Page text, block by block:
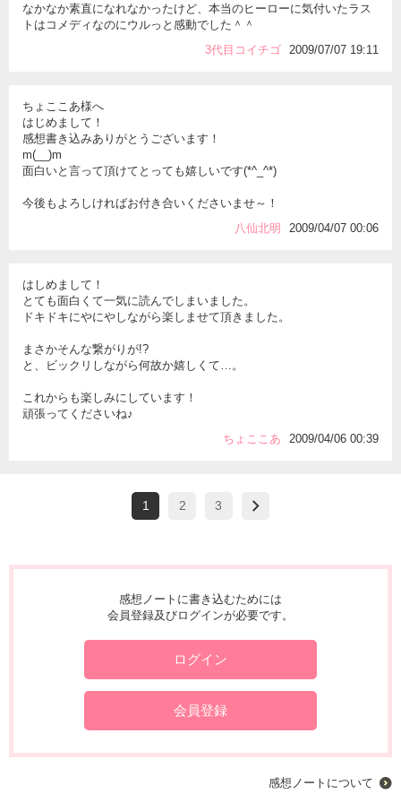
なかなか素直になれなかったけど、本当のヒーローに気付いたラス
トはコメディなのにウルっと感動でした＾＾
3代目コイチゴ
2009/07/07 19:11
ちょここあ様へ
はじめまして！
感想書き込みありがとうございます！
m(__)m
面白いと言って頂けてとっても嬉しいです(*^_^*)
今後もよろしければお付き合いくださいませ～！
八仙北明
2009/04/07 00:06
はしめまして！
とても面白くて一気に読んでしまいました。
ドキドキにやにやしながら楽しませて頂きました。
まさかそんな繋がりが!?
と、ビックリしながら何故か嬉しくて…。
これからも楽しみにしています！
頑張ってくださいね♪
ちょここあ
2009/04/06 00:39
1 2 3
感想ノートに書き込むためには
会員登録及びログインが必要です。
ログイン
会員登録
感想ノートについて